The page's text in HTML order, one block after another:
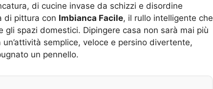
di cucine invase da schizzi e disordine
di pittura con Imbianca Facile, il rullo intelligente che
spazi domestici. Dipingere casa non sarà mai più
semplice, veloce e persino divertente,
un pennello.